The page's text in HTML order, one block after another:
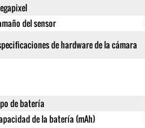
del sensor
de hardware de la cámara
de batería
de la batería (mAh)